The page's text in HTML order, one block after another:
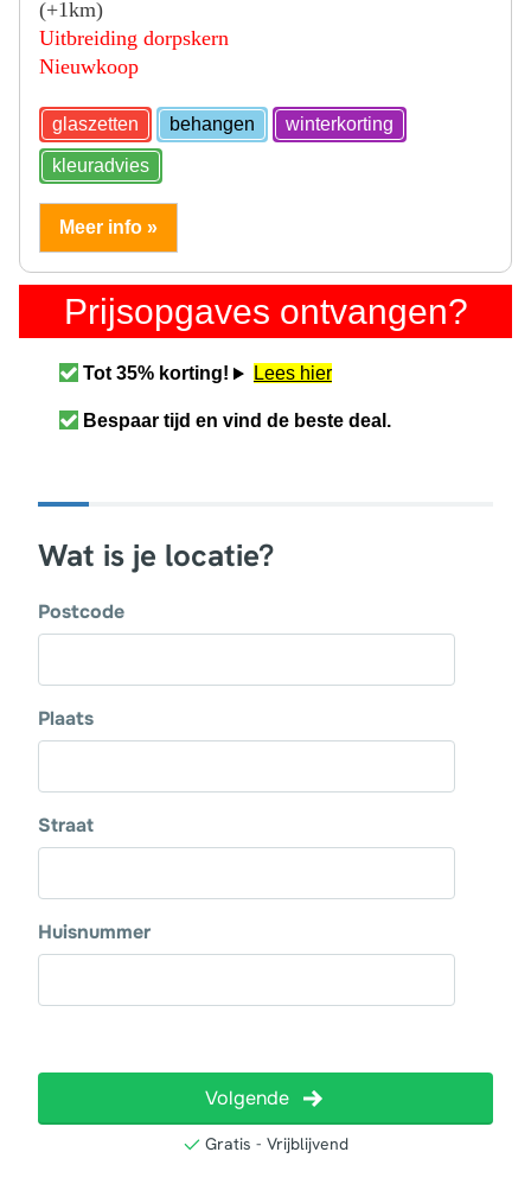
(+1km)
Uitbreiding dorpskern
Nieuwkoop
glaszetten behangen winterkorting
kleuradvies
Meer info »
Prijsopgaves ontvangen?
Tot 35% korting! Lees hier
Bespaar tijd en vind de beste deal.